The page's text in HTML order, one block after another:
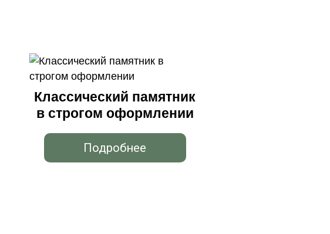
Классический памятник
в строгом оформлении
Подробнее